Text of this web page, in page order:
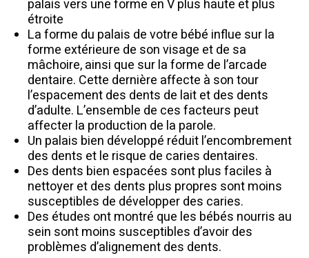
palais vers une forme en V plus haute et plus
étroite
La forme du palais de votre bébé influe sur la
forme extérieure de son visage et de sa
mâchoire, ainsi que sur la forme de l’arcade
dentaire. Cette dernière affecte à son tour
l’espacement des dents de lait et des dents
d’adulte. L’ensemble de ces facteurs peut
affecter la production de la parole.
Un palais bien développé réduit l’encombrement
des dents et le risque de caries dentaires.
Des dents bien espacées sont plus faciles à
nettoyer et des dents plus propres sont moins
susceptibles de développer des caries.
Des études ont montré que les bébés nourris au
sein sont moins susceptibles d’avoir des
problèmes d’alignement des dents.